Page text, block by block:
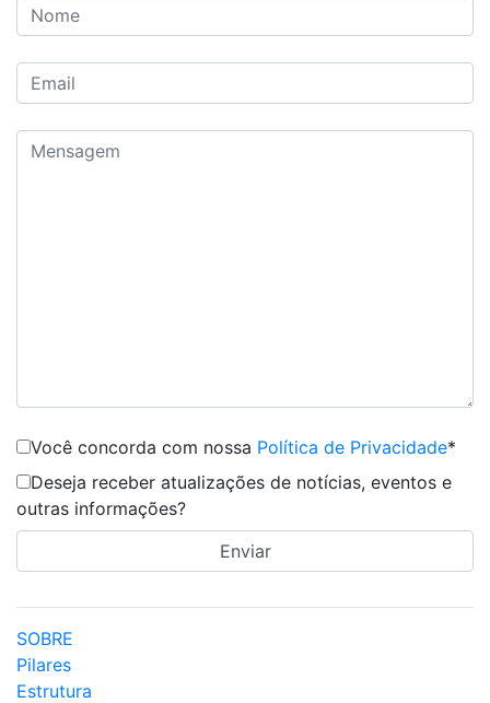
Você concorda com nossa Política de Privacidade*
Deseja receber atualizações de notícias, eventos e
outras informações?
SOBRE
Pilares
Estrutura